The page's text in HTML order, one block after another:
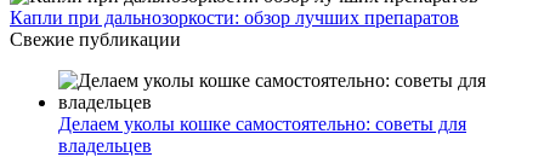
Капли при дальнозоркости: обзор лучших препаратов
Свежие публикации
Делаем уколы кошке самостоятельно: советы для
владельцев